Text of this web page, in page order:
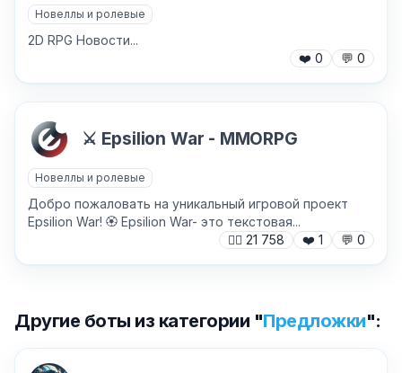
Текст обращения (необязательно)
Хочу получить ответ на email
Отправить
Новеллы и ролевые
2D RPG Новости...
❤️ 0 💬 0
⚔️ Epsilion War - MMORPG
Новеллы и ролевые
Добро пожаловать на уникальный игровой проект
Epsilion War! 🏵 Epsilion War- это текстовая...
🙍‍♂️ 21 758 ❤️ 1 💬 0
Другие боты из категории "Предложки":